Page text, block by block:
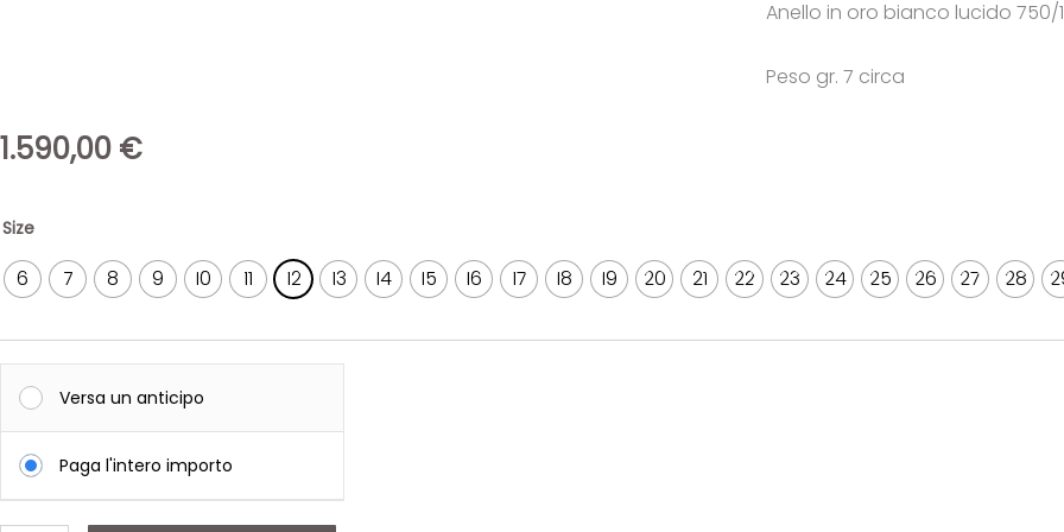
Anello in oro bianco lucido 750/
Peso gr. 7 circa
1.590,00 €
Size
6 7 8 9 10 11 12 13 14 15 16 17 18 19 20 21 22 23 24 25 26 27 28
Versa un anticipo
Paga l'intero importo
The
Carre'
Ring
quantità